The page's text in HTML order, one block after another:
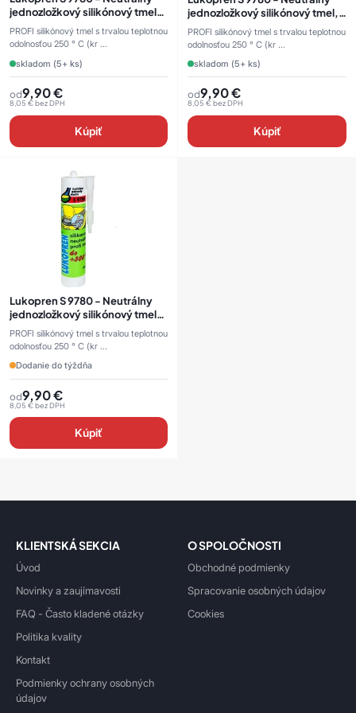
jednozložkový silikónový tmel,
310 ml
PROFI silikónový tmel s trvalou teplotnou
odolnosťou 250 ° C (kr ...
skladom (5+ ks)
od9,90€
8,05 €bez DPH
Kúpiť
jednozložkový silikónový tmel,
310 ml
PROFI silikónový tmel s trvalou teplotnou
odolnosťou 250 ° C (kr ...
skladom (5+ ks)
od9,90€
8,05 €bez DPH
Kúpiť
Lukopren S 9780 - Neutrálny
jednozložkový silikónový tmel,
310 ml
PROFI silikónový tmel s trvalou teplotnou
odolnosťou 250 ° C (kr ...
Dodanie do týždňa
od9,90€
8,05 €bez DPH
Kúpiť
KLIENTSKÁ SEKCIA
Úvod
Novinky a zaujímavosti
FAQ - Často kladené otázky
Politika kvality
Kontakt
Podmienky ochrany osobných
údajov
O SPOLOČNOSTI
Obchodné podmienky
Spracovanie osobných údajov
Cookies